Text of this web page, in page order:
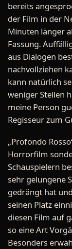
bereits
der Film in der
Minuten länger
Fassung.
aus Dialogen
nachvollziehen
kann natürlich
weniger Stellen
meine Person
Regisseur zum
„Profondo
Horrorfilm
Schauspielern
sehr gelungene
gedrängt hat
seinen Platz
diesen Film auf
so eine Art
Besonders